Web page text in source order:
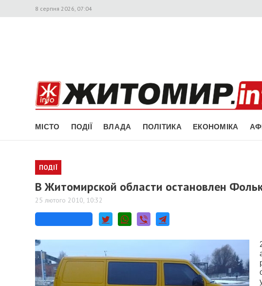
8 серпня 2026, 07:04
МІСТО ПОДІЇ ВЛАДА ПОЛІТИКА ЕКОНОМІКА
ПОДІЇ
В Житомирской области остановлен
25 лютого 2010, 10:32